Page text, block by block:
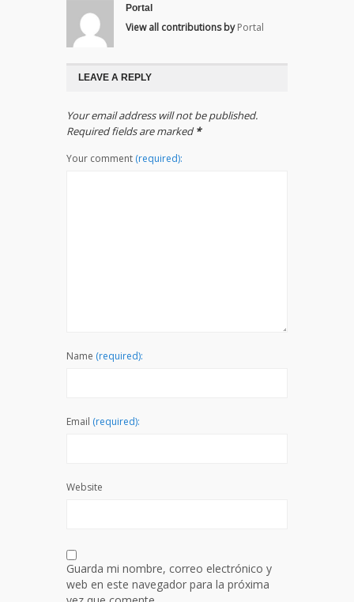
Portal
View all contributions by Portal
LEAVE A REPLY
Your email address will not be published.
Required fields are marked*
Your comment (required):
Name (required):
Email (required):
Website
Guarda mi nombre, correo electrónico y
web en este navegador para la próxima